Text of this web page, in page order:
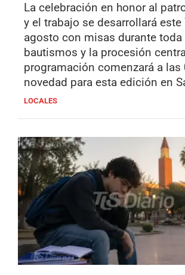
La celebración en honor al
y el trabajo se desarrollará este
agosto con misas durante toda
bautismos y la procesión
programación comenzará a las
novedad para esta edición en
LOCALES